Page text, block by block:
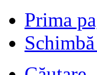
Prima